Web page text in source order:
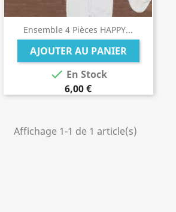
Ensemble 4 Pièces HAPPY...
AJOUTER AU PANIER
 En Stock
6,00 €
Affichage 1-1 de 1 article(s)